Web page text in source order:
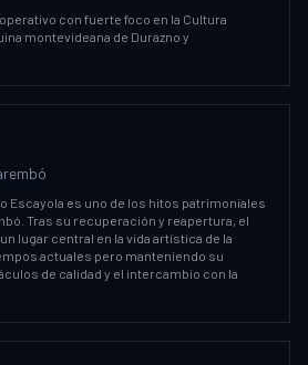
con fuerte foco en la Cultura
montevideana de Durazno y
Escayola es uno de los hitos patrimoniales
Tras su recuperación y reapertura, el
lugar central en la vida artística de la
actuales pero manteniendo su
de calidad y el intercambio con la